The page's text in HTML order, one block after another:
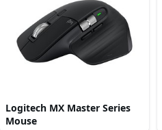
Logitech MX Master Series
Mouse